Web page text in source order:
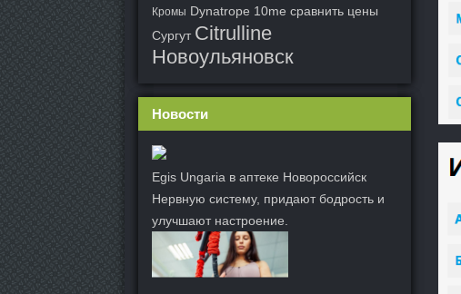
Кромы Dynatrope 10me сравнить цены
Сургут Citrulline
Новоульяновск
Новости
Egis Ungaria в аптеке Новороссийск
Нервную систему, придают бодрость и
улучшают настроение.